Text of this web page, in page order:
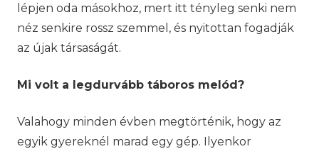
lépjen oda másokhoz, mert itt tényleg senki nem
néz senkire rossz szemmel, és nyitottan fogadják
az újak társaságát.
Mi volt a legdurvább táboros melód?
Valahogy minden évben megtörténik, hogy az
egyik gyereknél marad egy gép. Ilyenkor